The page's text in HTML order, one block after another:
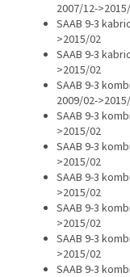
2007/12-
SAAB 9-3
>2015/02
SAAB 9-3
>2015/02
SAAB 9-3
2009/02-
SAAB 9-3
>2015/02
SAAB 9-3
>2015/02
SAAB 9-3
>2015/02
SAAB 9-3
>2015/02
SAAB 9-3
>2015/02
SAAB 9-3